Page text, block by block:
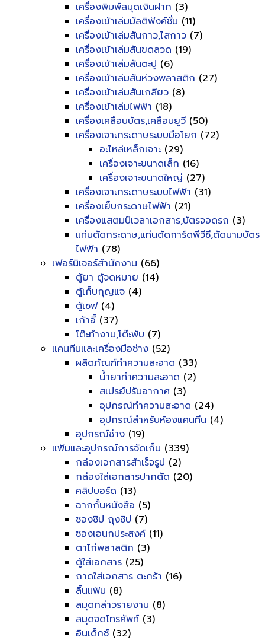
เครื่องพิมพ์สมุดเงินฝาก (3)
เครื่องเข้าเล่มมัลติฟังค์ชั่น (11)
เครื่องเข้าเล่มสันกาว,ไสกาว (7)
เครื่องเข้าเล่มสันขดลวด (19)
เครื่องเข้าเล่มสันตะปู (6)
เครื่องเข้าเล่มสันห่วงพลาสติก (27)
เครื่องเข้าเล่มสันเกลียว (8)
เครื่องเข้าเล่มไฟฟ้า (18)
เครื่องเคลือบบัตร,เคลือบยูวี (50)
เครื่องเจาะกระดาษระบบมือโยก (72)
อะไหล่เหล็กเจาะ (29)
เครื่องเจาะขนาดเล็ก (16)
เครื่องเจาะขนาดใหญ่ (27)
เครื่องเจาะกระดาษระบบไฟฟ้า (31)
เครื่องเย็บกระดาษไฟฟ้า (21)
เครื่องแสตมป์เวลาเอกสาร,บัตรจอดรถ (3)
แท่นตัดกระดาษ,แท่นตัดการ์ดพีวีซี,ตัดนามบัตร
ไฟฟ้า (78)
เฟอร์นิเจอร์สำนักงาน (66)
ตู้ยา ตู้จดหมาย (14)
ตู้เก็บกุญแจ (4)
ตู้เซฟ(4)
เก้าอี้ (37)
โต๊ะทำงาน,โต๊ะพับ (7)
แคนทีนและเครื่องมือช่าง (52)
ผลิตภัณฑ์ทำความสะอาด (33)
น้ำยาทำความสะอาด (2)
สเปรย์ปรับอากาศ (3)
อุปกรณ์ทำความสะอาด (24)
อุปกรณ์สำหรับห้องแคนทีน (4)
อุปกรณ์ช่าง (19)
แฟ้มและอุปกรณ์การจัดเก็บ (339)
กล่องเอกสารสำเร็จรูป (2)
กล่องใส่เอกสารปากตัด (20)
คลิปบอร์ด (13)
ฉากกั้นหนังสือ (5)
ซองซิป ถุงซิป (7)
ซองเอนกประสงค์ (11)
ตาไก่พลาสติก (3)
ตู้ใส่เอกสาร (25)
ถาดใส่เอกสาร ตะกร้า (16)
ลิ้นแฟ้ม (8)
สมุดกล่าวรายงาน (8)
สมุดจดโทรศัพท์ (3)
อินเด็กซ์ (32)